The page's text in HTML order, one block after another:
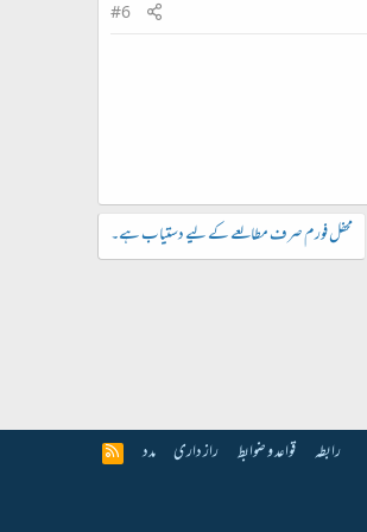
#6
محفل فورم صرف مطالعے کے لیے دستیاب ہے۔
رابطہ قواعد و ضوابط راز داری مدد
R
S